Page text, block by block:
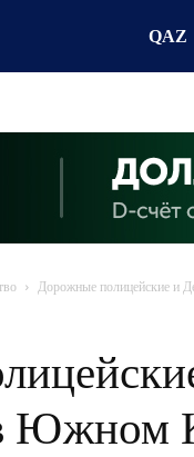
QAZ
Дорожные полицейские и
Южном